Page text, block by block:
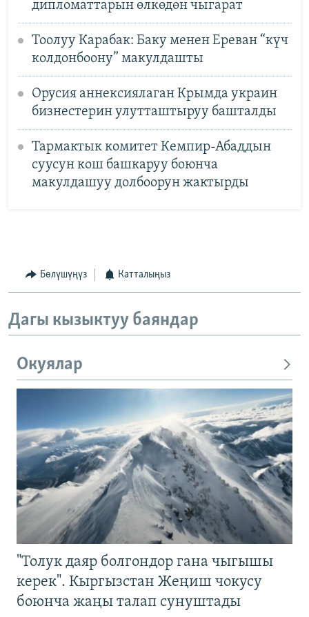
дипломаттарын өлкөдөн чыгарат
Тоолуу Карабак: Баку менен Ереван “күч
колдонбоону” макулдашты
Орусия аннексиялаган Крымда украин
бизнестерин улутташтыруу башталды
Тармактык комитет Кемпир-Абаддын
суусун кош башкаруу боюнча
макулдашуу долбоорун жактырды
Бөлүшүңүз Катталыңыз
Дагы кызыктуу баяндар
Окуялар
"Толук даяр болгондор гана чыгышы
керек". Кыргызстан Жеңиш чокусу
боюнча жаңы талап сунуштады